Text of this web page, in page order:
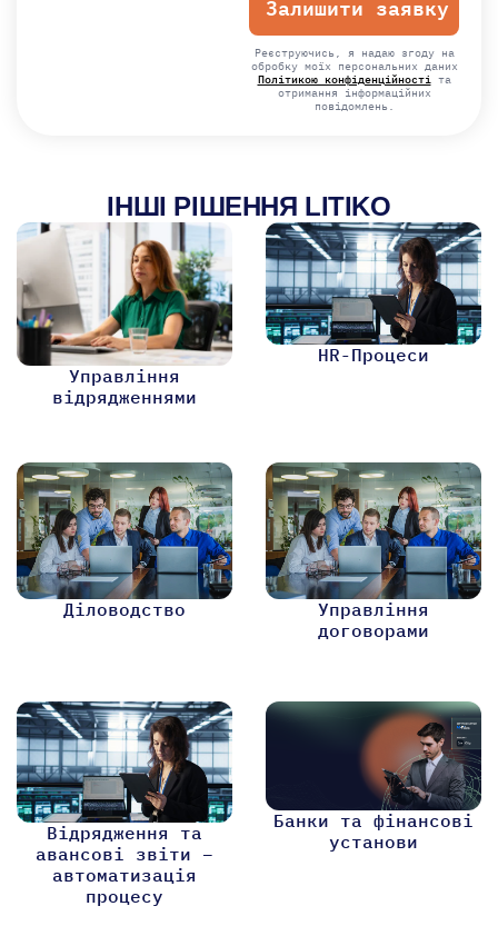
field
empty.
Реєструючись, я надаю згоду на
обробку моїх персональних даних
Політикою конфіденційностіта
отримання інформаційних
повідомлень.
ІНШІ РІШЕННЯ LITIKO
Управління
відрядженнями
HR-Процеси
Діловодство
Управління
договорами
Відрядження та
авансові звіти –
автоматизація
процесу
Банки та фінансові
установи